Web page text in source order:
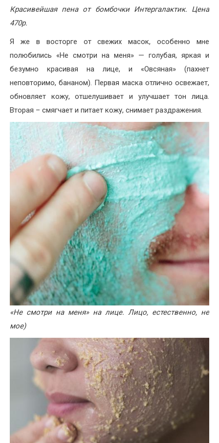
Красивейшая пена от бомбочки Интергалактик. Цена
470р.
Я же в восторге от свежих масок, особенно мне
полюбились «Не смотри на меня» — голубая, яркая и
безумно красивая на лице, и «Овсяная» (пахнет
неповторимо, бананом). Первая маска отлично освежает,
обновляет кожу, отшелушивает и улучшает тон лица.
Вторая – смягчает и питает кожу, снимает раздражения.
«Не смотри на меня» на лице. Лицо, естественно, не
мое)